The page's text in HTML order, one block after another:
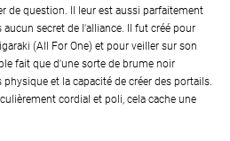
de question. Il leur est aussi parfaitement
secret de l'alliance. Il fut créé pour
(All For One) et pour veiller sur son
fait que d'une sorte de brume noir
et la capacité de créer des portails.
cordial et poli, cela cache une